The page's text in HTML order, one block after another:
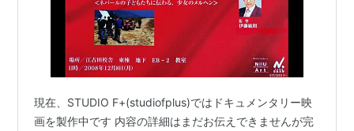
現在、STUDIO F+(studiofplus)ではドキュメンタリー映
画を製作中です 内容の詳細はまだお伝えできませんが完